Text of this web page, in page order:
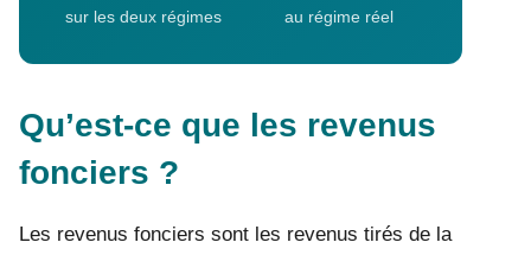
sur les deux régimes
au régime réel
Qu’est-ce que les revenus
fonciers ?
Les revenus fonciers sont les revenus tirés de la